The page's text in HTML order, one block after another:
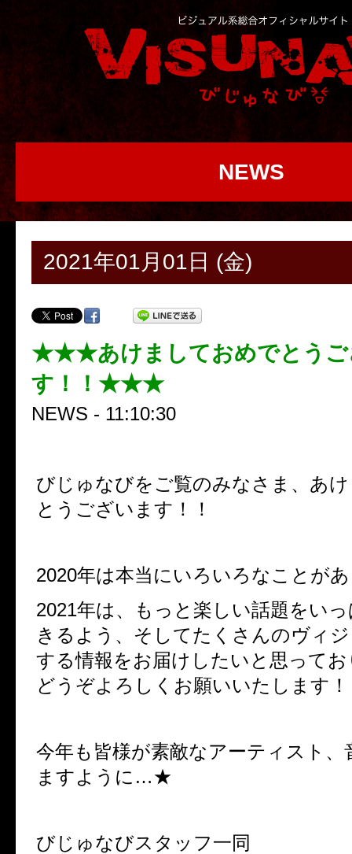
NEWS
2021年01月01日 (金)
★★★あけましておめでとうご
す！！★★★
NEWS - 11:10:30
びじゅなびをご覧のみなさま、あ
とうございます！！
2020年は本当にいろいろなことが
2021年は、もっと楽しい話題をい
きるよう、そしてたくさんのヴィ
する情報をお届けしたいと思って
どうぞよろしくお願いいたします
今年も皆様が素敵なアーティスト、
ますように…★
びじゅなびスタッフ一同